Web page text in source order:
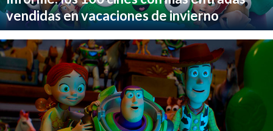
vendidas en vacaciones de invierno